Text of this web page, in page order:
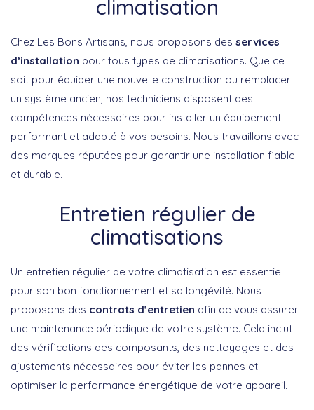
climatisation
Chez Les Bons Artisans, nous proposons des services
d’installation pour tous types de climatisations. Que ce
soit pour équiper une nouvelle construction ou remplacer
un système ancien, nos techniciens disposent des
compétences nécessaires pour installer un équipement
performant et adapté à vos besoins. Nous travaillons avec
des marques réputées pour garantir une installation fiable
et durable.
Entretien régulier de
climatisations
Un entretien régulier de votre climatisation est essentiel
pour son bon fonctionnement et sa longévité. Nous
proposons des contrats d’entretien afin de vous assurer
une maintenance périodique de votre système. Cela inclut
des vérifications des composants, des nettoyages et des
ajustements nécessaires pour éviter les pannes et
optimiser la performance énergétique de votre appareil.